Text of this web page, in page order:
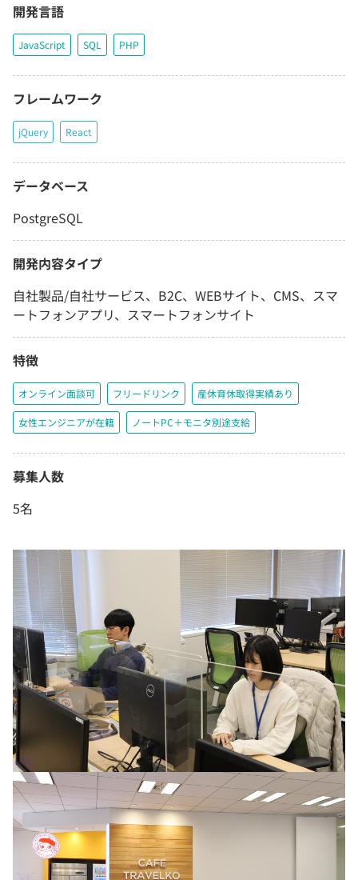
開発言語
JavaScript SQL PHP
フレームワーク
jQuery React
データベース
PostgreSQL
開発内容タイプ
自社製品/自社サービス、B2C、WEBサイト、CMS、スマ
ートフォンアプリ、スマートフォンサイト
特徴
オンライン面談可 フリードリンク 産休育休取得実績あり
女性エンジニアが在籍 ノートPC＋モニタ別途支給
募集人数
5名